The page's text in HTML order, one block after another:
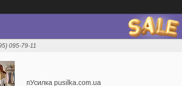
095-79-11
пУсилка pusilka.com.ua